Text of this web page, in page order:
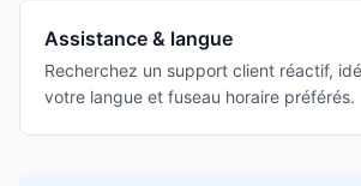
Assistance & langue
Recherchez un support client réactif,
votre langue et fuseau horaire préférés.